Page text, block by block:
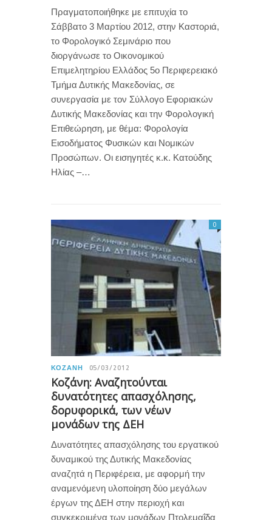
Πραγματοποιήθηκε με επιτυχία το
Σάββατο 3 Μαρτίου 2012, στην Καστοριά,
το Φορολογικό Σεμινάριο που
διοργάνωσε το Οικονομικού
Επιμελητηρίου Ελλάδος 5ο Περιφερειακό
Τμήμα Δυτικής Μακεδονίας, σε
συνεργασία με τον Σύλλογο Εφοριακών
Δυτικής Μακεδονίας και την Φορολογική
Επιθεώρηση, με θέμα: Φορολογία
Εισοδήματος Φυσικών και Νομικών
Προσώπων. Οι εισηγητές κ.κ. Κατούδης
Ηλίας –…
ΚΟΖΆΝΗ 05/03/2012
Κοζάνη: Αναζητούνται
δυνατότητες απασχόλησης,
δορυφορικά, των νέων
μονάδων της ΔΕΗ
0
Δυνατότητες απασχόλησης του εργατικού
δυναμικού της Δυτικής Μακεδονίας
αναζητά η Περιφέρεια, με αφορμή την
αναμενόμενη υλοποίηση δύο μεγάλων
έργων της ΔΕΗ στην περιοχή και
συγκεκριμένα των μονάδων Πτολεμαΐδα